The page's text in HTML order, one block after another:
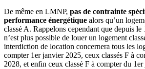
De même en LMNP, pas de contrainte
performance énergétique alors qu’un
classé A. Rappelons cependant que depuis
n’est plus possible de louer un logement
interdiction de location concernera tous les
compter 1er janvier 2025, ceux classés F à
2028, et enfin ceux classé F à compter du